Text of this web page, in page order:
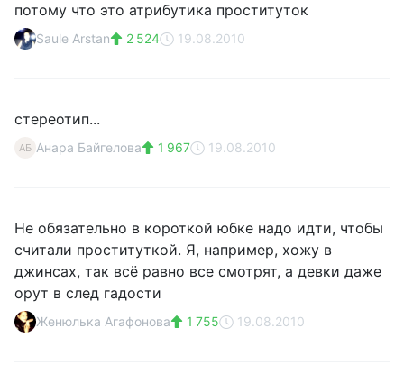
потому что это атрибутика проституток
Saule Arstan 2 524 19.08.2010
стереотип...
АБ Анара Байгелова 1 967 19.08.2010
Не обязательно в короткой юбке надо идти, чтобы
считали проституткой. Я, например, хожу в
джинсах, так всё равно все смотрят, а девки даже
орут в след гадости
Женюлька Агафонова 1 755 19.08.2010